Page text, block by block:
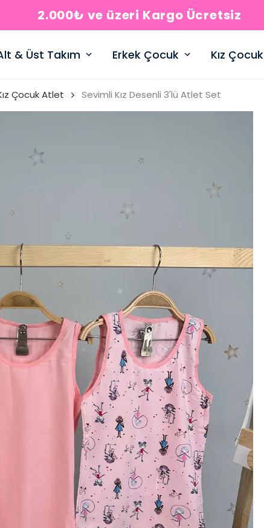
2.000₺ ve üzeri Kargo Ücretsiz
& Üst Takım Erkek Çocuk Kız Çocuk
Çocuk Atlet Sevimli Kız Desenli 3'lü Atlet Set